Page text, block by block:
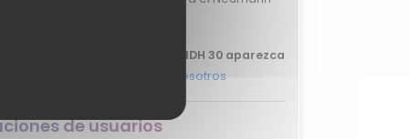
review del Neumann Berlin NDH 30 aparezca
y ponte en contacto con nosotros
de usuarios